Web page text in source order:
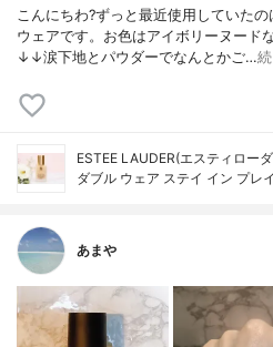
こんにちわ?ずっと最近使用していた
ウェアです。お色はアイボリーヌード
↓↓涙下地とパウダーでなんとかご…
ESTEE LAUDER(エスティロー
ダブル ウェア ステイ イン プレ
あまや